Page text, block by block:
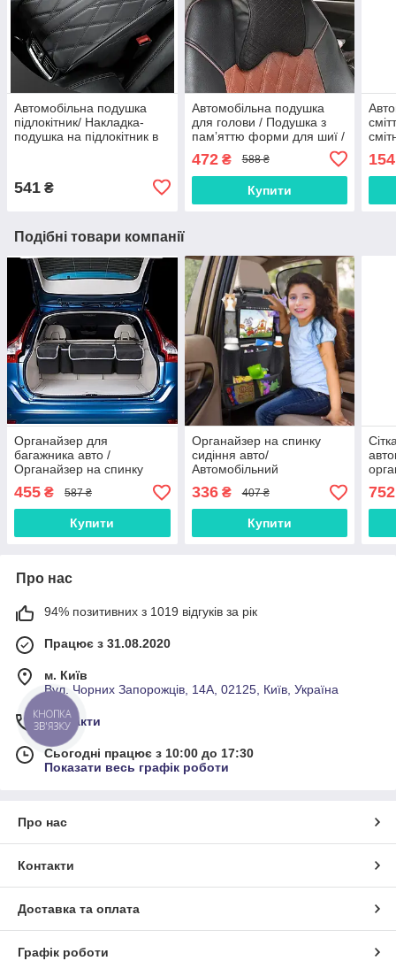
Автомобільна подушка
підлокітник/ Накладка-
подушка на підлокітник в
541 ₴
Автомобільна подушка
для голови / Подушка з
памʼяттю форми для шиї /
Авто-подушка з ефектом
памʼяті / Подушка на
підголівник авто
472₴ 588 ₴
Купити
154
Подібні товари компанії
Органайзер для
багажника авто /
Органайзер на спинку
заднього сидіння /
Захисна накладка
455 ₴ 587 ₴
Купити
Органайзер на спинку
сидіння авто/
Автомобільний
органайзер із прозорою
кишенею для планшета/
організатор в авто
336₴ 407 ₴
Купити
752
Про нас
94% позитивних з 1019 відгуків за рік
Працює з 31.08.2020
м. Київ
Вул. Чорних Запорожців, 14А, 02125, Київ, Україна
Контакти
Сьогодні працює з 10:00 до 17:30
Показати весь графік роботи
Про нас
Контакти
Доставка та оплата
Графік роботи
КНОПКА
ЗВ'ЯЗКУ